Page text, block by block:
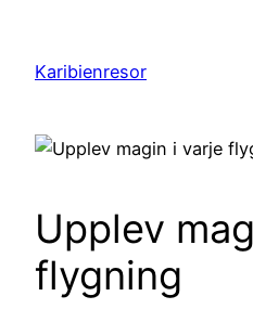
innehåll
Karibienresor
Upplev
flygning